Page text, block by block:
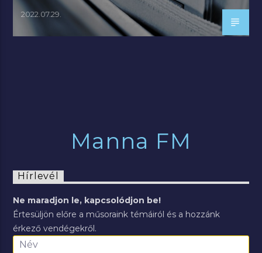
2022.07.29.
Manna FM
Hírlevél
Ne maradjon le, kapcsolódjon be!
Értesüljön előre a műsoraink témáiról és a hozzánk
érkező vendégekről.